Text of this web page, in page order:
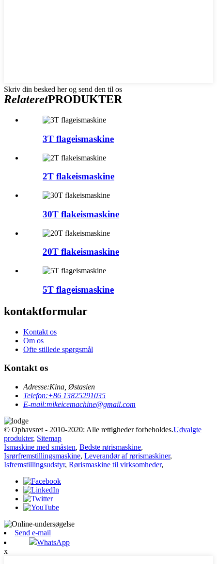
Skriv din besked her og send den til os
RelateretPRODUKTER
3T flageismaskine
2T flakeismaskine
30T flakeismaskine
20T flakeismaskine
5T flageismaskine
kontaktformular
Kontakt os
Om os
Ofte stillede spørgsmål
Kontakt os
Adresse:Kina, Østasien
Telefon:+86 13825291035
E-mail:mikeicemachine@gmail.com
© Ophavsret - 2010-2020: Alle rettigheder forbeholdes.Udvalgte
produkter, Sitemap
Ismaskine med småsten, Bedste rørismaskine,
Isrørfremstillingsmaskine, Leverandør af rørismaskiner,
Isfremstillingsudstyr, Rørismaskine til virksomheder,
Send e-mail
WhatsApp
x